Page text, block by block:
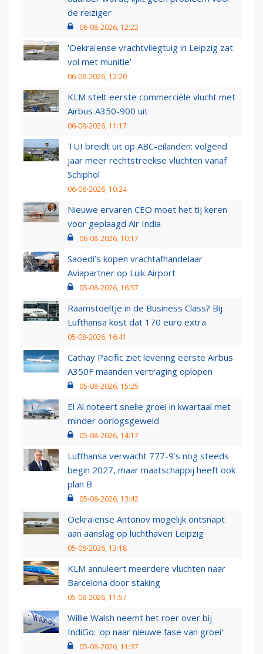
de reiziger
06-08-2026, 12:22
'Oekraïense vrachtvliegtuig in Leipzig zat
vol met munitie'
06-08-2026, 12:20
KLM stelt eerste commerciële vlucht met
Airbus A350-900 uit
06-08-2026, 11:17
TUI breidt uit op ABC-eilanden: volgend
jaar meer rechtstreekse vluchten vanaf
Schiphol
06-08-2026, 10:24
Nieuwe ervaren CEO moet het tij keren
voor geplaagd Air India
06-08-2026, 10:17
Saoedi’s kopen vrachtafhandelaar
Aviapartner op Luik Airport
05-08-2026, 16:57
Raamstoeltje in de Business Class? Bij
Lufthansa kost dat 170 euro extra
05-08-2026, 16:41
Cathay Pacific ziet levering eerste Airbus
A350F maanden vertraging oplopen
05-08-2026, 15:25
El Al noteert snelle groei in kwartaal met
minder oorlogsgeweld
05-08-2026, 14:17
Lufthansa verwacht 777-9’s nog steeds
begin 2027, maar maatschappij heeft ook
plan B
05-08-2026, 13:42
Oekraïense Antonov mogelijk ontsnapt
aan aanslag op luchthaven Leipzig
05-08-2026, 13:18
KLM annuleert meerdere vluchten naar
Barcelona door staking
05-08-2026, 11:57
Willie Walsh neemt het roer over bij
IndiGo: 'op naar nieuwe fase van groei'
05-08-2026, 11:37